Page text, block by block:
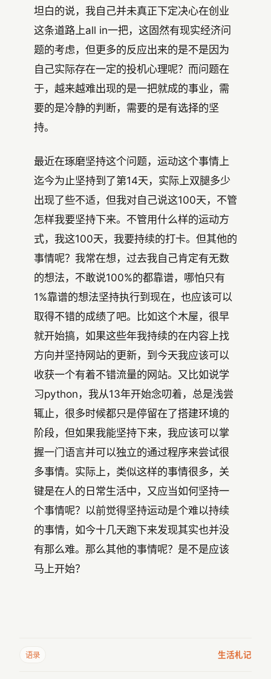
坦白的说，我自己并未真正下定决心在创业
这条道路上all in一把，这固然有现实经济问
题的考虑，但更多的反应出来的是不是因为
自己实际存在一定的投机心理呢？而问题在
于，越来越难出现的是一把就成的事业，需
要的是冷静的判断，需要的是有选择的坚
持。
最近在琢磨坚持这个问题，运动这个事情上
迄今为止坚持到了第14天，实际上双腿多少
出现了些不适，但我对自己说这100天，不管
怎样我要坚持下来。不管用什么样的运动方
式，我这100天，我要持续的打卡。但其他的
事情呢？我常在想，过去我自己肯定有无数
的想法，不敢说100%的都靠谱，哪怕只有
1%靠谱的想法坚持执行到现在，也应该可以
取得不错的成绩了吧。比如这个木屋，很早
就开始搞，如果这些年我持续的在内容上找
方向并坚持网站的更新，到今天我应该可以
收获一个有着不错流量的网站。又比如说学
习python，我从13年开始念叨着，总是浅尝
辄止，很多时候都只是停留在了搭建环境的
阶段，但如果我能坚持下来，我应该可以掌
握一门语言并可以独立的通过程序来尝试很
多事情。实际上，类似这样的事情很多，关
键是在人的日常生活中，又应当如何坚持一
个事情呢？以前觉得坚持运动是个难以持续
的事情，如今十几天跑下来发现其实也并没
有那么难。那么其他的事情呢？是不是应该
马上开始？
语录 生活札记